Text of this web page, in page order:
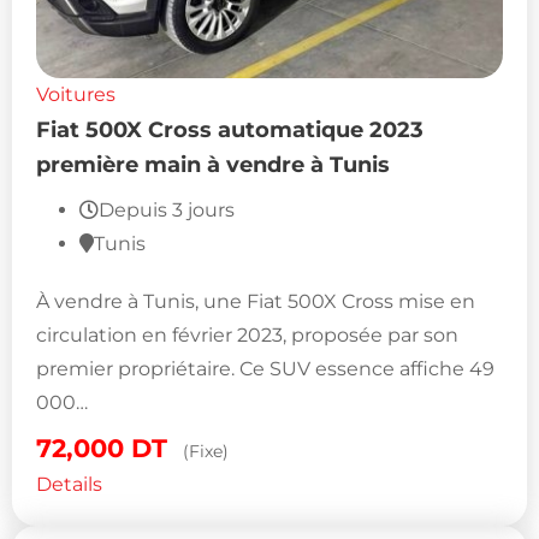
Voitures
Fiat 500X Cross automatique 2023
première main à vendre à Tunis
Depuis 3 jours
Tunis
À vendre à Tunis, une Fiat 500X Cross mise en
circulation en février 2023, proposée par son
premier propriétaire. Ce SUV essence affiche 49
000…
72,000 DT (Fixe)
Details